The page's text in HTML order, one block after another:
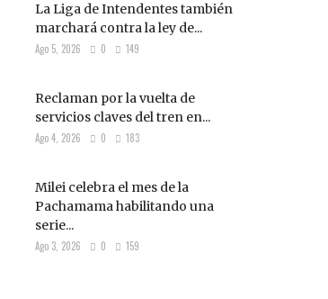
La Liga de Intendentes también
marchará contra la ley de...
Ago 5, 2026 0 149
Reclaman por la vuelta de
servicios claves del tren en...
Ago 4, 2026 0 183
Milei celebra el mes de la
Pachamama habilitando una
serie...
Ago 3, 2026 0 159